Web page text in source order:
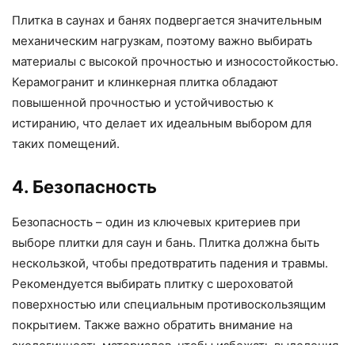
Плитка в саунах и банях подвергается значительным
механическим нагрузкам, поэтому важно выбирать
материалы с высокой прочностью и износостойкостью.
Керамогранит и клинкерная плитка обладают
повышенной прочностью и устойчивостью к
истиранию, что делает их идеальным выбором для
таких помещений.
4. Безопасность
Безопасность – один из ключевых критериев при
выборе плитки для саун и бань. Плитка должна быть
нескользкой, чтобы предотвратить падения и травмы.
Рекомендуется выбирать плитку с шероховатой
поверхностью или специальным противоскользящим
покрытием. Также важно обратить внимание на